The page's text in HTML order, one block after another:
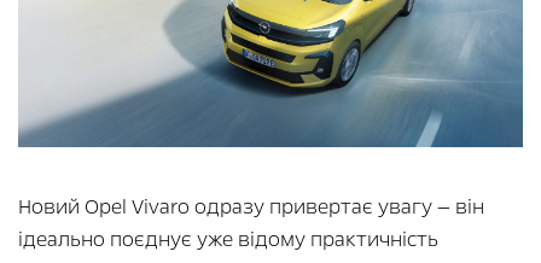
Новий Opel Vivaro одразу привертає увагу — він
ідеально поєднує уже відому практичність